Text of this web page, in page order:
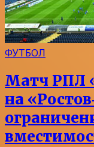
ФУТБОЛ
Матч РПЛ
на